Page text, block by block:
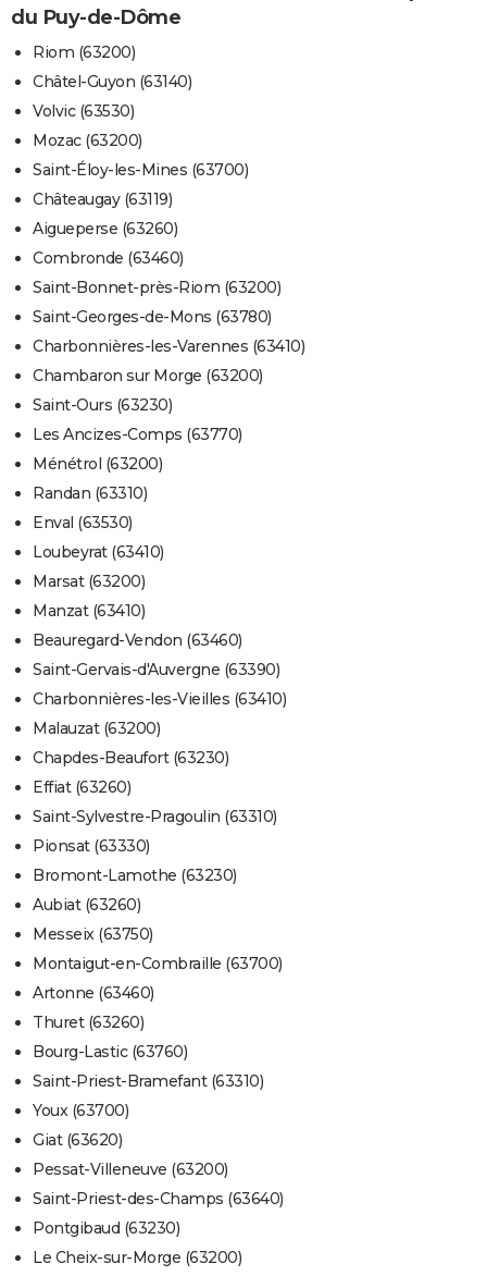
du Puy-de-Dôme
Riom (63200)
Châtel-Guyon (63140)
Volvic (63530)
Mozac (63200)
Saint-Éloy-les-Mines (63700)
Châteaugay (63119)
Aigueperse (63260)
Combronde (63460)
Saint-Bonnet-près-Riom (63200)
Saint-Georges-de-Mons (63780)
Charbonnières-les-Varennes (63410)
Chambaron sur Morge (63200)
Saint-Ours (63230)
Les Ancizes-Comps (63770)
Ménétrol (63200)
Randan (63310)
Enval (63530)
Loubeyrat (63410)
Marsat (63200)
Manzat (63410)
Beauregard-Vendon (63460)
Saint-Gervais-d'Auvergne (63390)
Charbonnières-les-Vieilles (63410)
Malauzat (63200)
Chapdes-Beaufort (63230)
Effiat (63260)
Saint-Sylvestre-Pragoulin (63310)
Pionsat (63330)
Bromont-Lamothe (63230)
Aubiat (63260)
Messeix (63750)
Montaigut-en-Combraille (63700)
Artonne (63460)
Thuret (63260)
Bourg-Lastic (63760)
Saint-Priest-Bramefant (63310)
Youx (63700)
Giat (63620)
Pessat-Villeneuve (63200)
Saint-Priest-des-Champs (63640)
Pontgibaud (63230)
Le Cheix-sur-Morge (63200)